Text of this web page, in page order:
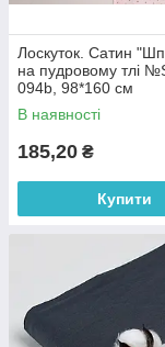
Лоскуток. Сатин
на пудровому тлі
094b, 98*160 см
В наявності
185,20 ₴
Купити